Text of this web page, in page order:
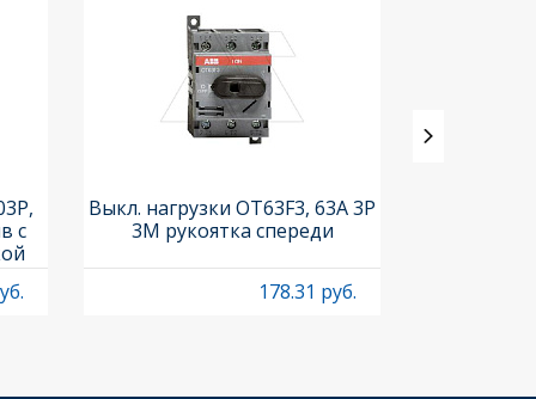
с
Выкл. нагрузки OT63F3, 63A 3P
3M рукоятка спереди
178.31 руб.